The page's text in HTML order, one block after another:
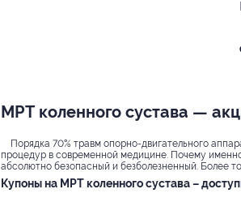
МРТ коленного сустава —
Порядка 70% травм опорно-двигательного
процедур в современной медицине. Почему
абсолютно безопасный и безболезненный. Более
Купоны на МРТ коленного сустава –